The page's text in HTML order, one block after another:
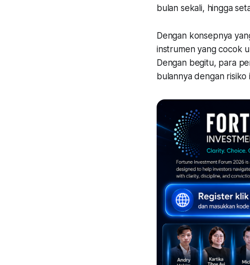
bulan sekali, hingga
Dengan konsepnya
instrumen yang cocok
Dengan begitu, para
bulannya dengan